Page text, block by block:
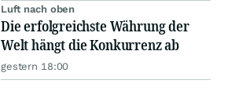
Luft nach oben
Die erfolgreichste Währung der
Welt hängt die Konkurrenz ab
gestern 18:00